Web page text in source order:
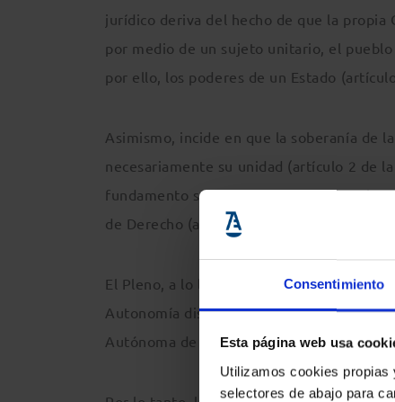
Consentimiento
Esta página web usa
Utilizamos cookies propias
selectores de abajo para
jurídico deriva del hecho de que la
por medio de un sujeto unitario, el
por ello, los poderes de un Estado
Asimismo, incide en que la soberanía de
necesariamente su unidad (artículo 2 de
fundamento sobre el que «la nación
de Derecho (artículo 1.1 de la
El Pleno, a lo largo de las 33 páginas de
Autonomía dispone que Cataluña,
Autónoma de acuerdo con la Constitución